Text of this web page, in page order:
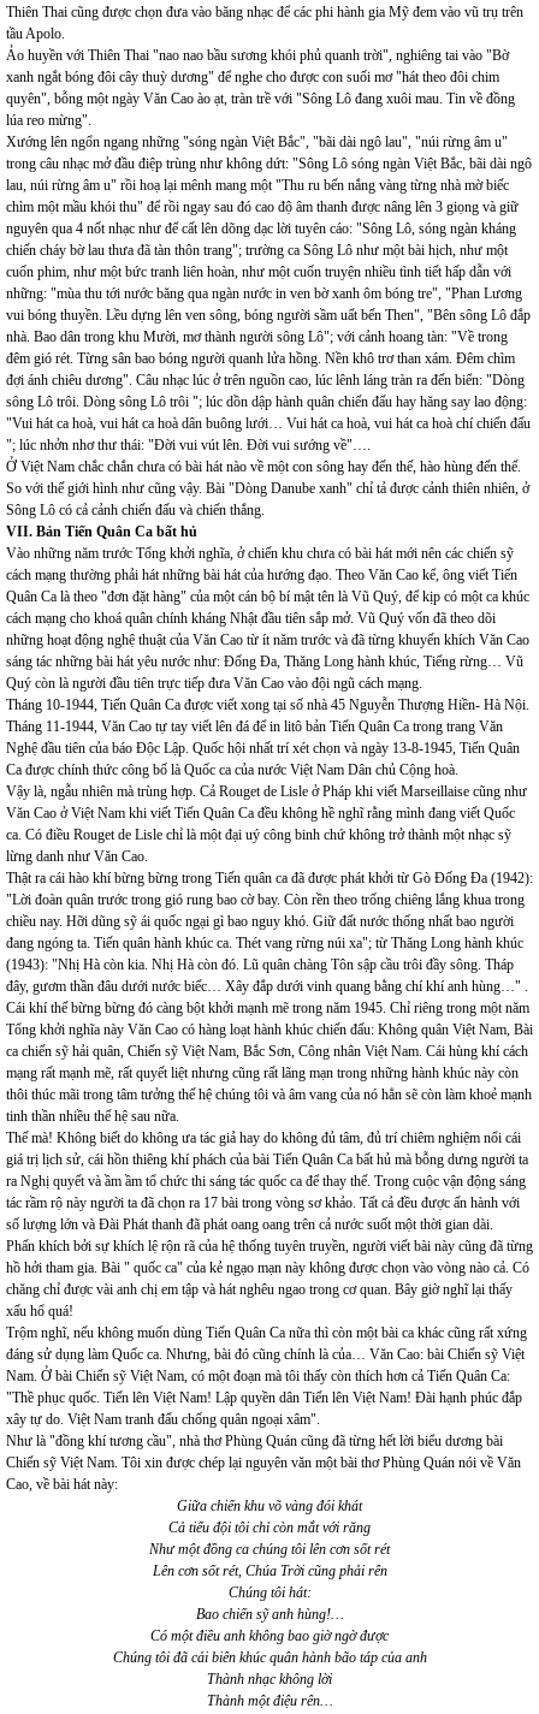
Thiên Thai cũng được chọn đưa vào băng nhạc để các phi hành gia Mỹ đem vào vũ trụ trên
tầu Apolo.
Ảo huyền với Thiên Thai "nao nao bầu sương khói phủ quanh trời", nghiêng tai vào "Bờ
xanh ngắt bóng đôi cây thuỳ dương" để nghe cho được con suối mơ "hát theo đôi chim
quyên", bỗng một ngày Văn Cao ào ạt, tràn trề với "Sông Lô đang xuôi mau. Tin về đồng
lúa reo mừng".
Xướng lên ngổn ngang những "sóng ngàn Việt Bắc", "bãi dài ngô lau", "núi rừng âm u"
trong câu nhạc mở đầu điệp trùng như không dứt: "Sông Lô sóng ngàn Việt Bắc, bãi dài ngô
lau, núi rừng âm u" rồi hoạ lại mênh mang một "Thu ru bến nắng vàng từng nhà mờ biếc
chìm một mầu khói thu" để rồi ngay sau đó cao độ âm thanh được nâng lên 3 giọng và giữ
nguyên qua 4 nốt nhạc như để cất lên dõng dạc lời tuyên cáo: "Sông Lô, sóng ngàn kháng
chiến cháy bờ lau thưa đã tàn thôn trang"; trường ca Sông Lô như một bài hịch, như một
cuốn phim, như một bức tranh liên hoàn, như một cuốn truyện nhiều tình tiết hấp dẫn với
những: "mùa thu tới nước băng qua ngàn nước in ven bờ xanh ôm bóng tre", "Phan Lương
vui bóng thuyền. Lều dựng lên ven sông, bóng người sầm uất bến Then", "Bên sông Lô đắp
nhà. Bao dân trong khu Mười, mơ thành người sông Lô"; với cảnh hoang tàn: "Về trong
đêm gió rét. Từng sân bao bóng người quanh lửa hồng. Nền khô trơ than xám. Đêm chìm
đợi ánh chiêu dương". Câu nhạc lúc ở trên nguồn cao, lúc lênh láng tràn ra đến biển: "Dòng
sông Lô trôi. Dòng sông Lô trôi "; lúc dồn dập hành quân chiến đấu hay hăng say lao động:
"Vui hát ca hoà, vui hát ca hoà dân buông lưới… Vui hát ca hoà, vui hát ca hoà chí chiến đấu
"; lúc nhởn nhơ thư thái: "Đời vui vút lên. Đời vui sướng về"….
Ở Việt Nam chắc chắn chưa có bài hát nào về một con sông hay đến thế, hào hùng đến thế.
So với thế giới hình như cũng vậy. Bài "Dòng Danube xanh" chỉ tả được cảnh thiên nhiên, ở
Sông Lô có cả cảnh chiến đấu và chiến thắng.
VII. Bản Tiến Quân Ca bất hủ
Vào những năm trước Tổng khởi nghĩa, ở chiến khu chưa có bài hát mới nên các chiến sỹ
cách mạng thường phải hát những bài hát của hướng đạo. Theo Văn Cao kể, ông viết Tiến
Quân Ca là theo "đơn đặt hàng" của một cán bộ bí mật tên là Vũ Quý, để kịp có một ca khúc
cách mạng cho khoá quân chính kháng Nhật đầu tiên sắp mở. Vũ Quý vốn đã theo dõi
những hoạt động nghệ thuật của Văn Cao từ ít năm trước và đã từng khuyến khích Văn Cao
sáng tác những bài hát yêu nước như: Đống Đa, Thăng Long hành khúc, Tiếng rừng… Vũ
Quý còn là người đầu tiên trực tiếp đưa Văn Cao vào đội ngũ cách mạng.
Tháng 10-1944, Tiến Quân Ca được viết xong tại số nhà 45 Nguyễn Thượng Hiền- Hà Nội.
Tháng 11-1944, Văn Cao tự tay viết lên đá để in litô bản Tiến Quân Ca trong trang Văn
Nghệ đầu tiên của báo Độc Lập. Quốc hội nhất trí xét chọn và ngày 13-8-1945, Tiến Quân
Ca được chính thức công bố là Quốc ca của nước Việt Nam Dân chủ Cộng hoà.
Vậy là, ngẫu nhiên mà trùng hợp. Cả Rouget de Lisle ở Pháp khi viết Marseillaise cũng như
Văn Cao ở Việt Nam khi viết Tiến Quân Ca đều không hề nghĩ rằng mình đang viết Quốc
ca. Có điều Rouget de Lisle chỉ là một đại uý công binh chứ không trở thành một nhạc sỹ
lừng danh như Văn Cao.
Thật ra cái hào khí bừng bừng trong Tiến quân ca đã được phát khởi từ Gò Đống Đa (1942):
"Lời đoàn quân trước trong gió rung bao cờ bay. Còn rền theo trống chiêng lắng khua trong
chiều nay. Hỡi dũng sỹ ái quốc ngại gì bao nguy khó. Giữ đất nước thống nhất bao người
đang ngóng ta. Tiến quân hành khúc ca. Thét vang rừng núi xa"; từ Thăng Long hành khúc
(1943): "Nhị Hà còn kia. Nhị Hà còn đó. Lũ quân chàng Tôn sập cầu trôi đầy sông. Tháp
đây, gươm thần đâu dưới nước biếc… Xây đắp dưới vinh quang bằng chí khí anh hùng…" .
Cái khí thế bừng bừng đó càng bột khởi mạnh mẽ trong năm 1945. Chỉ riêng trong một năm
Tổng khởi nghĩa này Văn Cao có hàng loạt hành khúc chiến đấu: Không quân Việt Nam, Bài
ca chiến sỹ hải quân, Chiến sỹ Việt Nam, Bắc Sơn, Công nhân Việt Nam. Cái hùng khí cách
mạng rất mạnh mẽ, rất quyết liệt nhưng cũng rất lãng mạn trong những hành khúc này còn
thôi thúc mãi trong tâm tưởng thế hệ chúng tôi và âm vang của nó hẳn sẽ còn làm khoẻ mạnh
tinh thần nhiều thế hệ sau nữa.
Thế mà! Không biết do không ưa tác giả hay do không đủ tâm, đủ trí chiêm nghiệm nổi cái
giá trị lịch sử, cái hồn thiêng khí phách của bài Tiến Quân Ca bất hủ mà bỗng dưng người ta
ra Nghị quyết và ầm ầm tổ chức thi sáng tác quốc ca để thay thế. Trong cuộc vận động sáng
tác rầm rộ này người ta đã chọn ra 17 bài trong vòng sơ khảo. Tất cả đều được ấn hành với
số lượng lớn và Đài Phát thanh đã phát oang oang trên cả nước suốt một thời gian dài.
Phấn khích bởi sự khích lệ rộn rã của hệ thống tuyên truyền, người viết bài này cũng đã từng
hồ hởi tham gia. Bài " quốc ca" của kẻ ngạo mạn này không được chọn vào vòng nào cả. Có
chăng chỉ được vài anh chị em tập và hát nghêu ngao trong cơ quan. Bây giờ nghĩ lại thấy
xấu hổ quá!
Trộm nghĩ, nếu không muốn dùng Tiến Quân Ca nữa thì còn một bài ca khác cũng rất xứng
đáng sử dụng làm Quốc ca. Nhưng, bài đó cũng chính là của… Văn Cao: bài Chiến sỹ Việt
Nam. Ở bài Chiến sỹ Việt Nam, có một đoạn mà tôi thấy còn thích hơn cả Tiến Quân Ca:
"Thề phục quốc. Tiến lên Việt Nam! Lập quyền dân Tiến lên Việt Nam! Đài hạnh phúc đắp
xây tự do. Việt Nam tranh đấu chống quân ngoại xâm".
Như là "đồng khí tương cầu", nhà thơ Phùng Quán cũng đã từng hết lời biểu dương bài
Chiến sỹ Việt Nam. Tôi xin được chép lại nguyên văn một bài thơ Phùng Quán nói về Văn
Cao, về bài hát này:
Giữa chiến khu võ vàng đói khát
Cả tiểu đội tôi chỉ còn mắt với răng
Như một đồng ca chúng tôi lên cơn sốt rét
Lên cơn sốt rét, Chúa Trời cũng phải rên
Chúng tôi hát:
Bao chiến sỹ anh hùng!…
Có một điều anh không bao giờ ngờ được
Chúng tôi đã cải biên khúc quân hành bão táp của anh
Thành nhạc không lời
Thành một điệu rên…